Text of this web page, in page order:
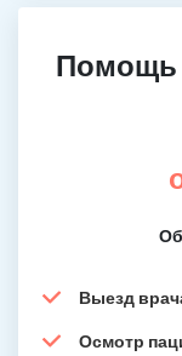
Помощь
Выезд
Осмотр